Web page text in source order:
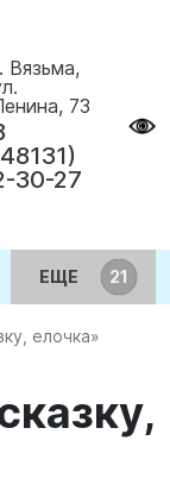
Вязьма,
73
30-27
ЕЩЕ
елочка»